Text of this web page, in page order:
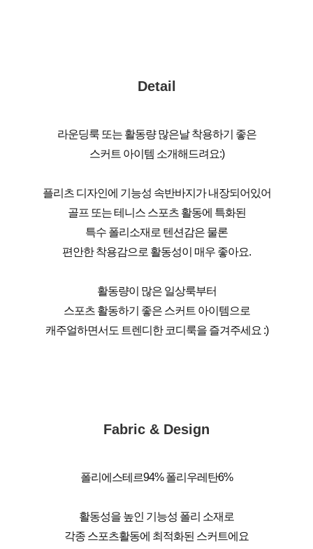
Detail
라운딩룩 또는 활동량 많은날 착용하기 좋은
스커트 아이템 소개해드려요:)
플리츠 디자인에 기능성 속반바지가 내장되어있어
골프 또는 테니스 스포츠 활동에 특화된
특수 폴리소재로 텐션감은 물론
편안한 착용감으로 활동성이 매우 좋아요.
활동량이 많은 일상룩부터
스포츠 활동하기 좋은 스커트 아이템으로
캐주얼하면서도 트렌디한 코디룩을 즐겨주세요 :)
Fabric & Design
폴리에스테르94% 폴리우레탄6%
활동성을 높인 기능성 폴리 소재로
각종 스포츠활동에 최적화된 스커트에요